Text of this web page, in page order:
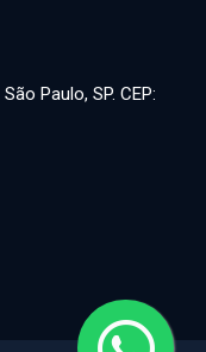
Paulo, SP. CEP: